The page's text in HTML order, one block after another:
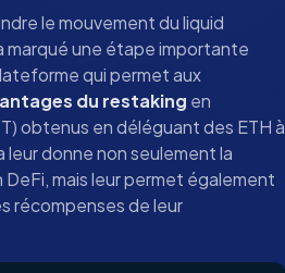
le mouvement du liquid
marqué une étape importante
qui permet aux
du restaking en
obtenus en déléguant des ETH à
donne non seulement la
mais leur permet également
récompenses de leur